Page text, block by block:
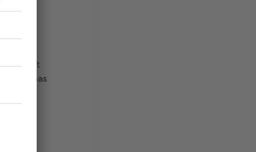
de
froid et
sont pas
vos
qui